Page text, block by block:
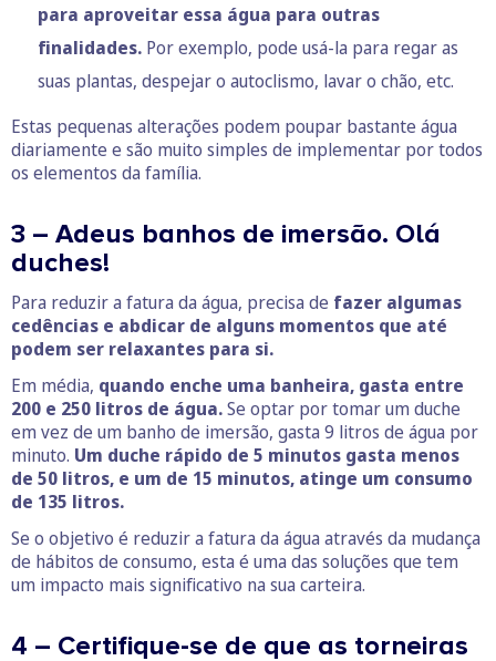
para aproveitar essa água para outras
finalidades. Por exemplo, pode usá-la para regar as
suas plantas, despejar o autoclismo, lavar o chão, etc.
Estas pequenas alterações podem poupar bastante água
diariamente e são muito simples de implementar por todos
os elementos da família.
3 – Adeus banhos de imersão. Olá
duches!
Para reduzir a fatura da água, precisa de fazer algumas
cedências e abdicar de alguns momentos que até
podem ser relaxantes para si.
Em média, quando enche uma banheira, gasta entre
200 e 250 litros de água.Se optar por tomar um duche
em vez de um banho de imersão, gasta 9 litros de água por
minuto. Um duche rápido de 5 minutos gasta menos
de 50 litros, e um de 15 minutos, atinge um consumo
de 135 litros.
Se o objetivo é reduzir a fatura da água através da mudança
de hábitos de consumo, esta é uma das soluções que tem
um impacto mais significativo na sua carteira.
4 – Certifique-se de que as torneiras